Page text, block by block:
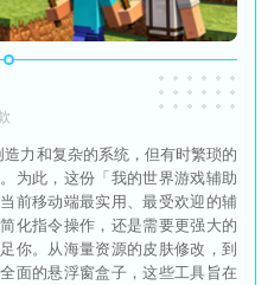
力和复杂的系统，但有时繁琐的
为此，这份「我的世界游戏辅助
前移动端最实用、最受欢迎的辅
化指令操作，还是需要更强大的
你。从海量资源的皮肤修改，到
面的悬浮窗盒子，这些工具旨在